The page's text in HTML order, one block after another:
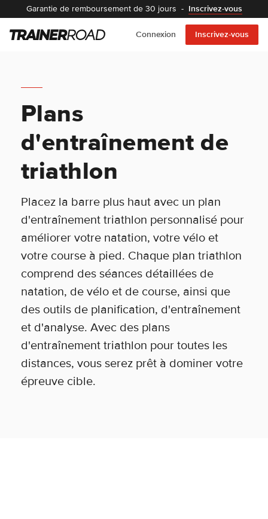
Garantie de remboursement de 30 jours - Inscrivez-vous
Connexion Inscrivez-vous
Plans
d'entraînement de
triathlon
Placez la barre plus haut avec un plan
d'entraînement triathlon personnalisé pour
améliorer votre natation, votre vélo et
votre course à pied. Chaque plan triathlon
comprend des séances détaillées de
natation, de vélo et de course, ainsi que
des outils de planification, d'entraînement
et d'analyse. Avec des plans
d'entraînement triathlon pour toutes les
distances, vous serez prêt à dominer votre
épreuve cible.